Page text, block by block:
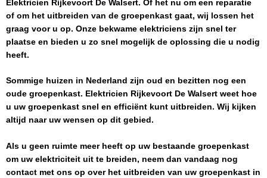
Elektricien Rijkevoort De Walsert. Of het nu om een reparatie
of om het uitbreiden van de groepenkast gaat, wij lossen het
graag voor u op. Onze bekwame elektriciens zijn snel ter
plaatse en bieden u zo snel mogelijk de oplossing die u nodig
heeft.
Sommige huizen in Nederland zijn oud en bezitten nog een
oude groepenkast. Elektricien Rijkevoort De Walsert weet hoe
u uw groepenkast snel en efficiënt kunt uitbreiden. Wij kijken
altijd naar uw wensen op dit gebied.
Als u geen ruimte meer heeft op uw bestaande groepenkast
om uw elektriciteit uit te breiden, neem dan vandaag nog
contact met ons op over het uitbreiden van uw groepenkast in